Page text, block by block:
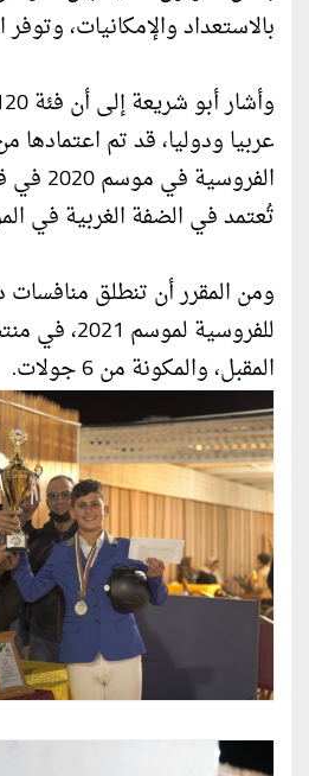
بالاستعداد والإمكانيات، وتوفر
عربيا ودوليا، قد تم اعتمادها
تُعتمد في الضفة الغربية في
ومن المقرر أن تنطلق منافسات
للفروسية
المقبل، والمكونة من 6 جولات.